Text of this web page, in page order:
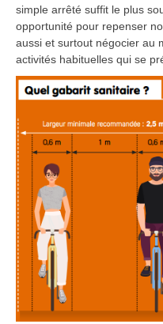
simple arrêté suffit le plus
opportunité pour repenser
aussi et surtout négocier au
activités habituelles qui se